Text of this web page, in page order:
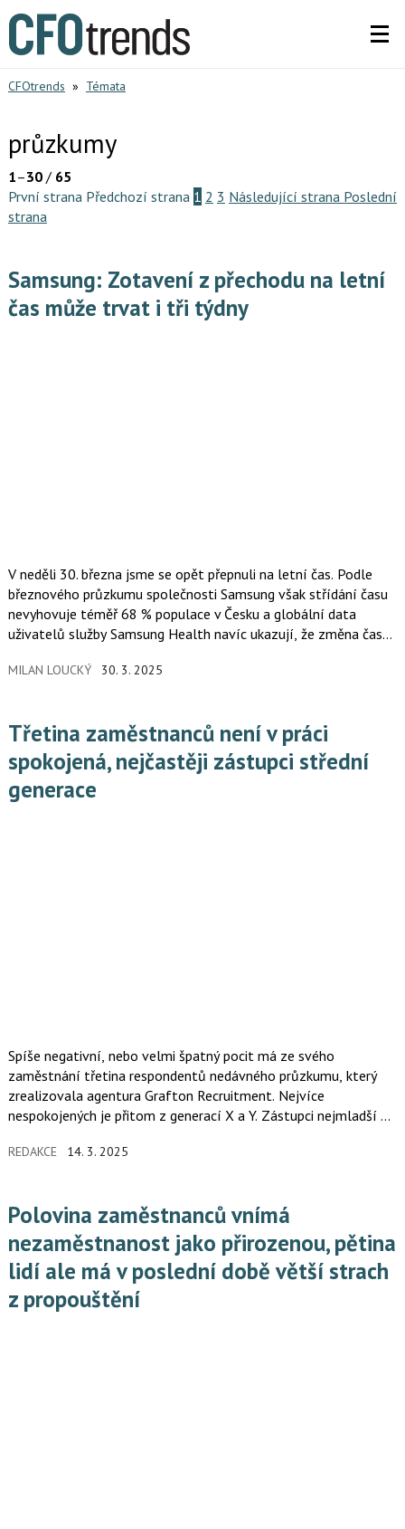
CFOtrends » Témata
průzkumy
1–30/ 65
První strana Předchozí strana 1 2 3 Následující strana Poslední
strana
Samsung: Zotavení z přechodu na letní
čas může trvat i tři týdny
V neděli 30. března jsme se opět přepnuli na letní čas. Podle
březnového průzkumu společnosti Samsung však střídání času
nevyhovuje téměř 68 % populace v Česku a globální data
uživatelů služby Samsung Health navíc ukazují, že změna času
MILAN LOUCKÝ 30. 3. 2025
Třetina zaměstnanců není v práci
spokojená, nejčastěji zástupci střední
generace
Spíše negativní, nebo velmi špatný pocit má ze svého
zaměstnání třetina respondentů nedávného průzkumu, který
zrealizovala agentura Grafton Recruitment. Nejvíce
nespokojených je přitom z generací X a Y. Zástupci nejmladší a
k nejspokojenějším.
REDAKCE 14. 3. 2025
Polovina zaměstnanců vnímá
nezaměstnanost jako přirozenou, pětina
lidí ale má v poslední době větší strach
z propouštění